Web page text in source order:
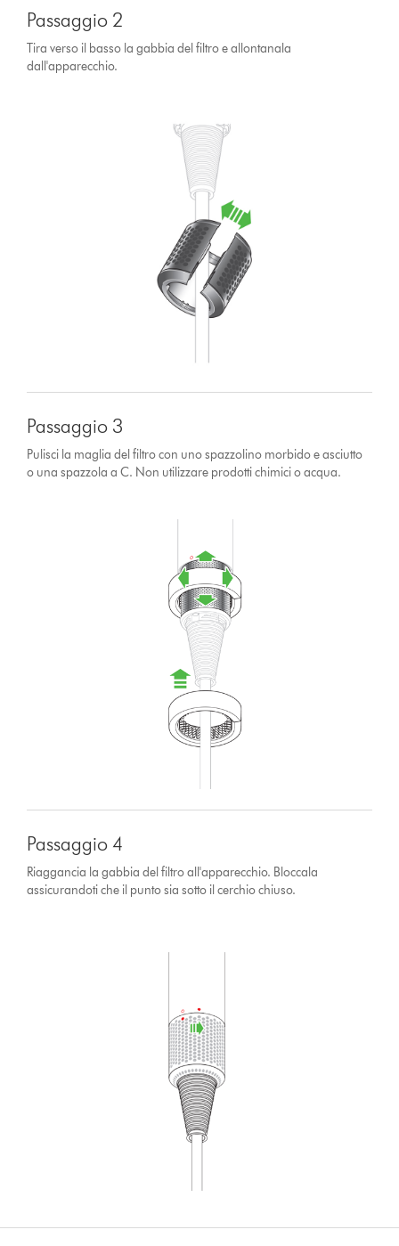
Passaggio 2
Tira verso il basso la gabbia del filtro e allontanala
dall'apparecchio.
Passaggio 3
Pulisci la maglia del filtro con uno spazzolino morbido e asciutto
o una spazzola a C. Non utilizzare prodotti chimici o acqua.
Passaggio 4
Riaggancia la gabbia del filtro all'apparecchio. Bloccala
assicurandoti che il punto sia sotto il cerchio chiuso.